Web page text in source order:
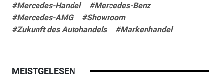
#Mercedes-Handel
#Mercedes-Benz
#Mercedes-AMG
#Showroom
#Zukunft des Autohandels
#Markenhandel
MEISTGELESEN